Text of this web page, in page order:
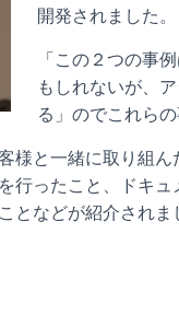
開発されました。
「この２つの事
もしれないが、
る」のでこれら
様と一緒に取り組
行ったこと、ドキ
となどが紹介されま